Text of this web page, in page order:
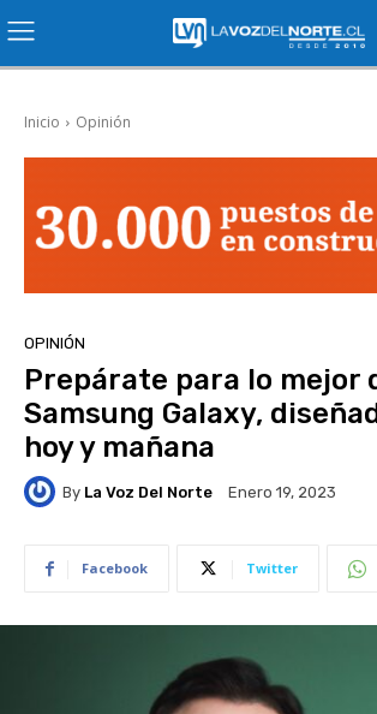
Inicio Opinión
OPINIÓN
Prepárate para lo mejor
Samsung Galaxy,
hoy y mañana
By La Voz Del Norte Enero 19, 2023
Facebook Twitter